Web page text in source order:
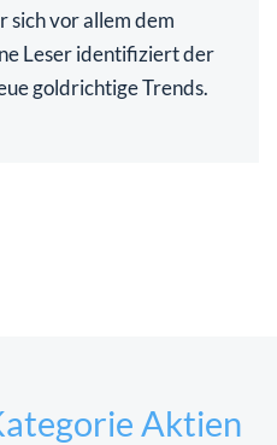
sich vor allem dem
Leser identifiziert der
goldrichtige Trends.
Aktien